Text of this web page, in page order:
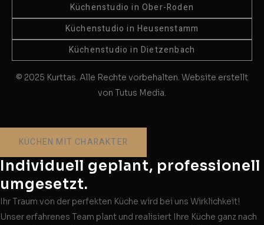
Küchenstudio in Ober-Roden
Küchenstudio in Heusenstamm
Küchenstudio in Dietzenbach
© 2025 Kurttas. Alle Rechte vorbehalten. Website erstellt
von Tutus Media.
KÜCHEN MIT CHARAKTER
Individuell geplant, professionell
umgesetzt.
Ihr Traum von der perfekten Küche wird bei uns Wirklichkeit!
Unser erfahrenes Team plant und realisiert Ihre Küche ganz nach